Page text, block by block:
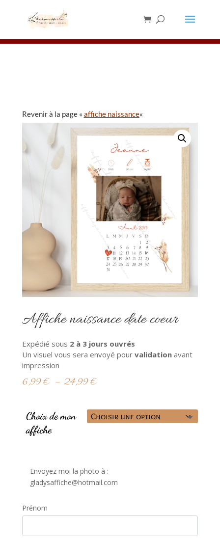
Les chevalets sont en rupture de stock,
merci de ne pas en commander pour le
Revenir à la page « affiche naissance«
Affiche naissance date coeur
Expédié sous 2à 3 jours ouvrés
Un visuel vous sera envoyé pour validationavant
impression
6,99€ – 24,99€Plage
6,99 €
à
Choix de mon
affiche
Envoyez moi la photo à :
gladysaffiche@hotmail.com
Prénom